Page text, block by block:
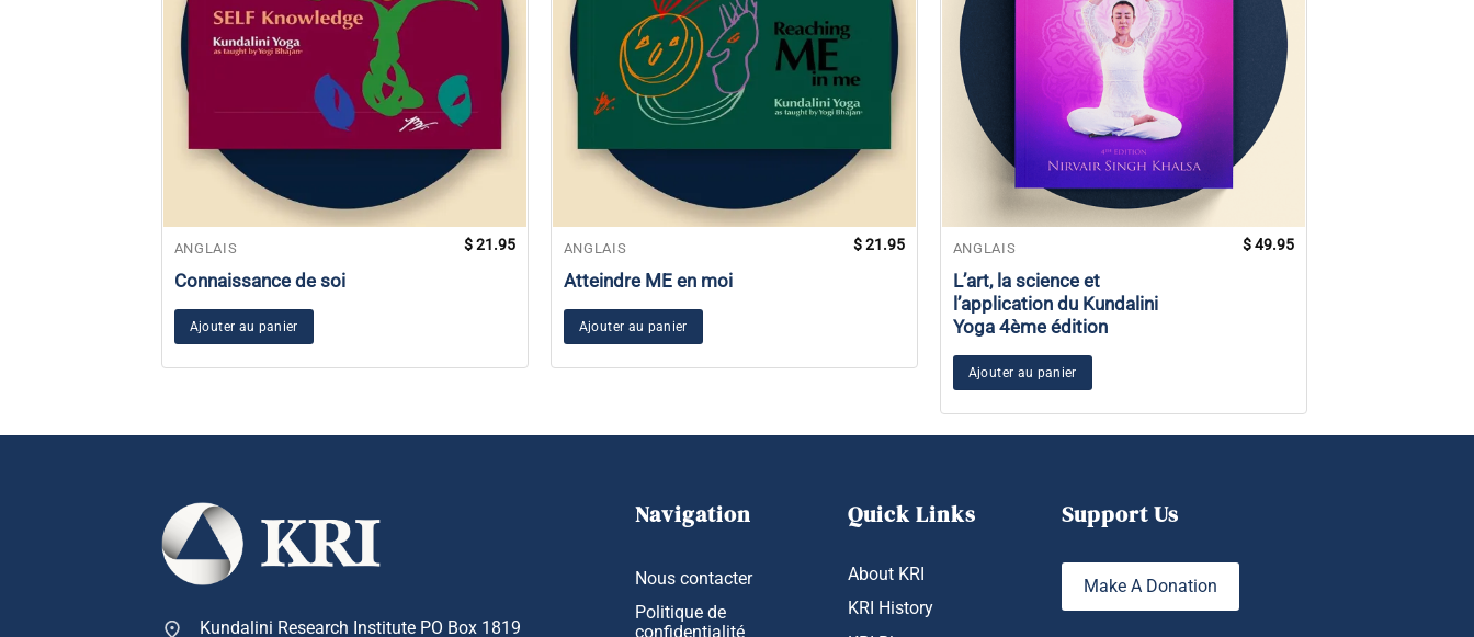
ANGLAIS
Connaissance de soi
$21.95
Ajouter au panier
ANGLAIS
Atteindre ME en moi
$21.95
Ajouter au panier
ANGLAIS
L’art, la science et
l’application du Kundalini
Yoga 4ème édition
$49.95
Ajouter au panier
Kundalini Research Institute PO Box 1819
Navigation
Nous contacter
Politique de
confidentialité
Quick Links
About KRI
KRI History
Support Us
Make A Donation